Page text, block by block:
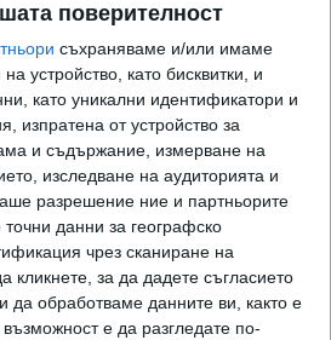
поверителност
съхраняваме и/или имаме
устройство, като бисквитки, и
като уникални идентификатори и
изпратена от устройство за
и съдържание, измерване на
изследване на аудиторията и
разрешение ние и партньорите
данни за географско
чрез сканиране на
кликнете, за да дадете съгласието
да обработваме данните ви, както е
е да разгледате по-
2018 и 2022 година. През 2019-а
с авторското стенд-ъп шоу "За
с което представи
а през март тази година
с "Концерт за група и
Джон Лорд от Deep Purple.
изненада рок и метъл
предстоящ солов албум и дати
Предстоящият The
самостоятелен албум за
Tyranny Of Souls през 2005